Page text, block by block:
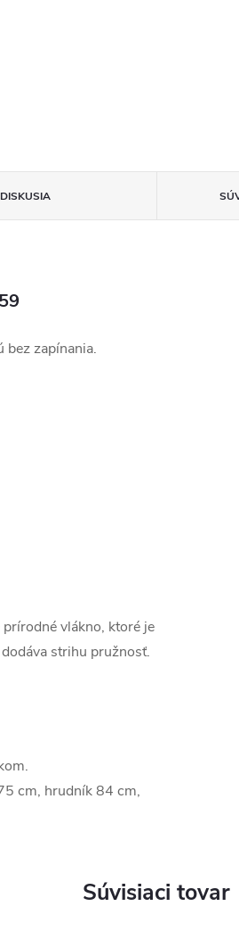
DISKUSIA
bez zapínania.
vlákno, ktoré je
strihu pružnosť.
cm, hrudník 84 cm,
Súvisiaci tovar